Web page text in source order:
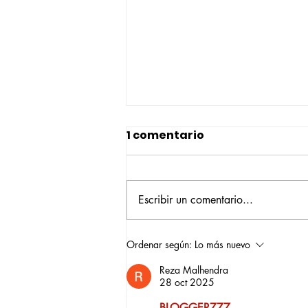
Construyendo su propio
camino: la historia de
Verónica Ardila Platín,
promoción 2017
1 comentario
Escribir un comentario...
Ordenar según: Lo más nuevo
Reza Malhendra
28 oct 2025